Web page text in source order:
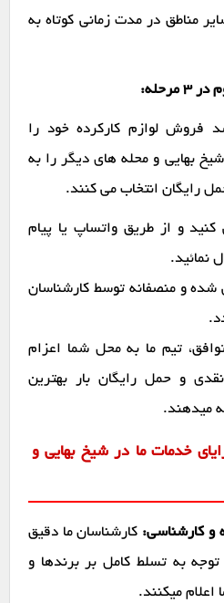
مناطق در مدت زمانی کوتاه به
فروش لوازم کارکرده خود را
بهایی و محله های دیگر را به
رایگان انتخاب می کنند.
کنید و از طریق واتساپ یا پیام
نمائید.
و منصفانه توسط کارشناسان
تیم ما به محل شما اعزام
و حمل رایگان بار بهترین
میدهند.
خدمات ما در شیخ بهایی و
و کارشناسی: کارشناسان ما دقیق
به تسلط کامل بر برندها و
اعلام میکنند.